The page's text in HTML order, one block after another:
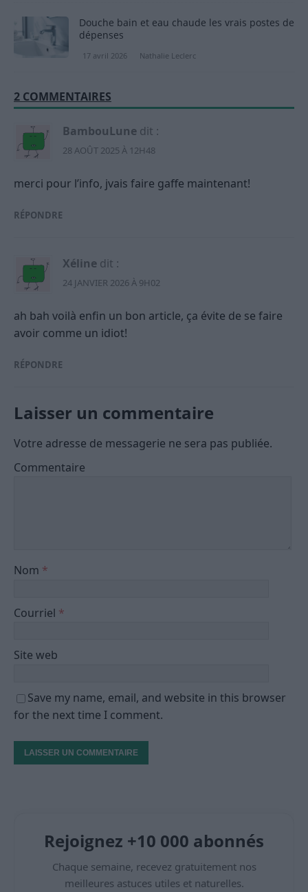
Douche bain et eau chaude les vrais postes de
dépenses
17 avril 2026 Nathalie Leclerc
2 COMMENTAIRES
BambouLune dit :
28 AOÛT 2025 À 12H48
merci pour l’info, jvais faire gaffe maintenant!
RÉPONDRE
Xéline dit :
24 JANVIER 2026 À 9H02
ah bah voilà enfin un bon article, ça évite de se faire
avoir comme un idiot!
RÉPONDRE
Laisser un commentaire
Votre adresse de messagerie ne sera pas publiée.
Commentaire
Nom *
Courriel *
Site web
Save my name, email, and website in this browser
for the next time I comment.
Rejoignez +10 000 abonnés
Chaque semaine, recevez gratuitement nos
meilleures astuces utiles et naturelles.